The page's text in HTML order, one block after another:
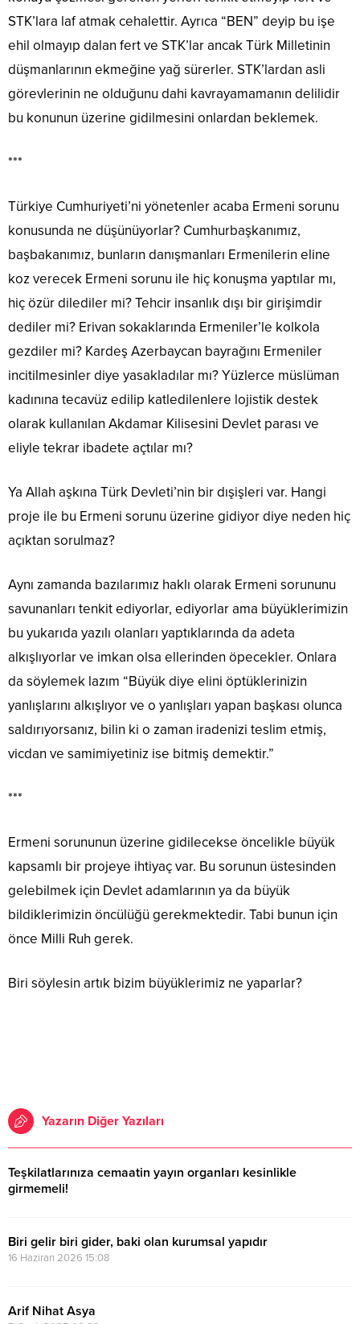
STK’lara laf atmak cehalettir. Ayrıca “BEN” deyip bu işe
ehil olmayıp dalan fert ve STK’lar ancak Türk Milletinin
düşmanlarının ekmeğine yağ sürerler. STK’lardan asli
görevlerinin ne olduğunu dahi kavrayamamanın delilidir
bu konunun üzerine gidilmesini onlardan beklemek.
***
Türkiye Cumhuriyeti’ni yönetenler acaba Ermeni sorunu
konusunda ne düşünüyorlar? Cumhurbaşkanımız,
başbakanımız, bunların danışmanları Ermenilerin eline
koz verecek Ermeni sorunu ile hiç konuşma yaptılar mı,
hiç özür dilediler mi? Tehcir insanlık dışı bir girişimdir
dediler mi? Erivan sokaklarında Ermeniler’le kolkola
gezdiler mi? Kardeş Azerbaycan bayrağını Ermeniler
incitilmesinler diye yasakladılar mı? Yüzlerce müslüman
kadınına tecavüz edilip katledilenlere lojistik destek
olarak kullanılan Akdamar Kilisesini Devlet parası ve
eliyle tekrar ibadete açtılar mı?
Ya Allah aşkına Türk Devleti’nin bir dışişleri var. Hangi
proje ile bu Ermeni sorunu üzerine gidiyor diye neden hiç
açıktan sorulmaz?
Aynı zamanda bazılarımız haklı olarak Ermeni sorununu
savunanları tenkit ediyorlar, ediyorlar ama büyüklerimizin
bu yukarıda yazılı olanları yaptıklarında da adeta
alkışlıyorlar ve imkan olsa ellerinden öpecekler. Onlara
da söylemek lazım “Büyük diye elini öptüklerinizin
yanlışlarını alkışlıyor ve o yanlışları yapan başkası olunca
saldırıyorsanız, bilin ki o zaman iradenizi teslim etmiş,
vicdan ve samimiyetiniz ise bitmiş demektir.”
***
Ermeni sorununun üzerine gidilecekse öncelikle büyük
kapsamlı bir projeye ihtiyaç var. Bu sorunun üstesinden
gelebilmek için Devlet adamlarının ya da büyük
bildiklerimizin öncülüğü gerekmektedir. Tabi bunun için
önce Milli Ruh gerek.
Biri söylesin artık bizim büyüklerimiz ne yaparlar?
Yazarın Diğer Yazıları
Teşkilatlarınıza cemaatin yayın organları kesinlikle
girmemeli!
Biri gelir biri gider, baki olan kurumsal yapıdır
16 Haziran 2026 15:08
Arif Nihat Asya